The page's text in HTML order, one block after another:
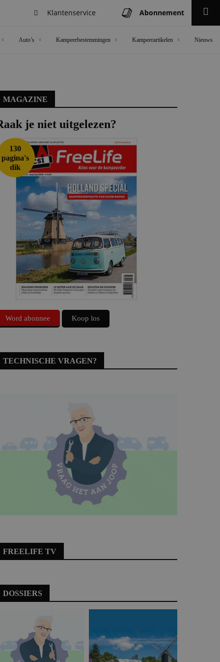
Klantenservice Abonnement
Auto’s Kampeerbestemmingen Kampeerartikelen Nieuws
MAGAZINE
je niet uitgelezen?
130
pagina's
dik
Word abonnee Koop los
TECHNISCHE VRAGEN?
FREELIFE TV
DOSSIERS